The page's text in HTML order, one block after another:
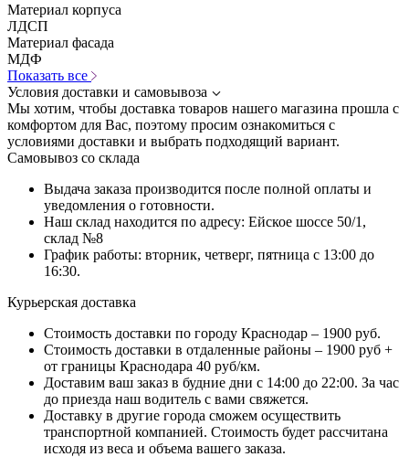
Материал корпуса
ЛДСП
Материал фасада
МДФ
Показать все
Условия доставки и самовывоза
Мы хотим, чтобы доставка товаров нашего магазина прошла с
комфортом для Вас, поэтому просим ознакомиться с
условиями доставки и выбрать подходящий вариант.
Самовывоз со склада
Выдача заказа производится после полной оплаты и
уведомления о готовности.
Наш склад находится по адресу: Ейское шоссе 50/1,
склад №8
График работы: вторник, четверг, пятница с 13:00 до
16:30.
Курьерская доставка
Стоимость доставки по городу Краснодар – 1900 руб.
Стоимость доставки в отдаленные районы – 1900 руб +
от границы Краснодара 40 руб/км.
Доставим ваш заказ в будние дни с 14:00 до 22:00. За час
до приезда наш водитель с вами свяжется.
Доставку в другие города сможем осуществить
транспортной компанией. Стоимость будет рассчитана
исходя из веса и объема вашего заказа.